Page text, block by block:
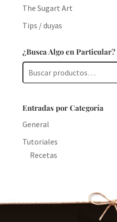
The Sugart Art
Tips / duyas
¿Busca Algo en Particular?
Buscar
por:
Entradas por Categoría
General
Tutoriales
Recetas